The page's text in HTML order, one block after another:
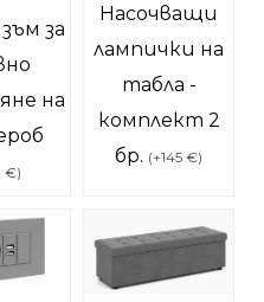
за
на
€)
Насочващи
лампички на
табла -
комплект 2
бр. (+145 €)